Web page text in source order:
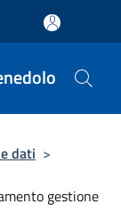
dati >
gestione